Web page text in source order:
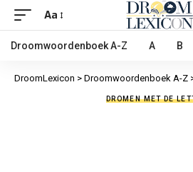
Aa
Droomwoordenboek A-Z A B
DroomLexicon > Droomwoordenboek A-Z
DROMEN MET DE